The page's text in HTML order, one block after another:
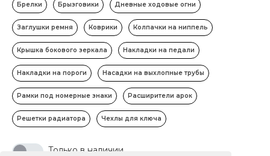
Брелки Брызговики Дневные ходовые огни
Заглушки ремня Коврики Колпачки на ниппель
Крышка бокового зеркала Накладки на педали
Накладки на пороги Насадки на выхлопные трубы
Рамки под номерные знаки Расширители арок
Решетки радиатора Чехлы для ключа
Только в наличии